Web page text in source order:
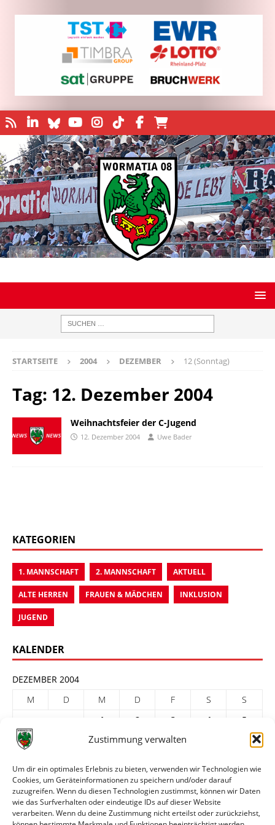
Zustimmung verwalten
Um dir ein optimales Erlebnis zu bieten, verwenden wir Technologien wie
Cookies, um Geräteinformationen zu speichern und/oder darauf
zuzugreifen. Wenn du diesen Technologien zustimmst, können wir Daten
wie das Surfverhalten oder eindeutige IDs auf dieser Website
verarbeiten. Wenn du deine Zustimmung nicht erteilst oder zurückziehst,
STARTSEITE 2004 DEZEMBER 12 (Sonntag)
Tag: 12. Dezember 2004
Weihnachtsfeier der C-Jugend
12. Dezember 2004 Uwe Bader
KATEGORIEN
1. MANNSCHAFT 2. MANNSCHAFT AKTUELL
ALTE HERREN FRAUEN & MÄDCHEN INKLUSION
JUGEND
KALENDER
DEZEMBER 2004
M
D M D F S
S
1
2 3 4
5
6
8 9 10
20
21 22 23 24 25
27
28 29 30
31
« Nov.
Jan. »